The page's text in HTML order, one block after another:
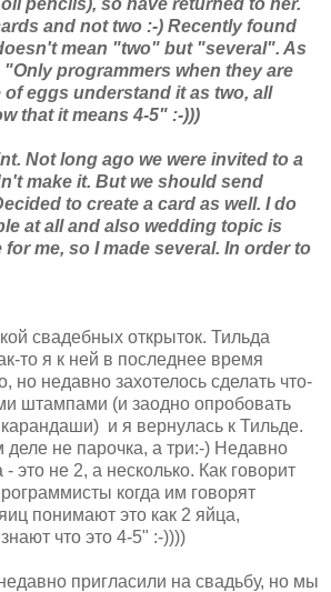
and not two :-) Recently found
mean "two" but "several". As
programmers when they are
eggs understand it as two, all
that it means 4-5" :-)))
Not long ago we were invited to a
make it. But we should send
to create a card as well. I do
at all and also wedding topic is
me, so I made several. In order to
свадебных открыток. Тильда
то я к ней в последнее время
но недавно захотелось сделать что-
штампами (и заодно опробовать
и я вернулась к Тильде.
не парочка, а три:-) Недавно
- это не 2, а несколько. Как говорит
когда им говорят
понимают это как 2 яйца,
что это 4-5" :-))))
пригласили на свадьбу, но мы